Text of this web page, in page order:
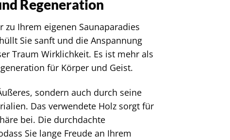
Regeneration
zu Ihrem eigenen Saunaparadies
Sie sanft und die Anspannung
Traum Wirklichkeit. Es ist mehr als
für Körper und Geist.
sondern auch durch seine
Das verwendete Holz sorgt für
bei. Die durchdachte
Sie lange Freude an Ihrem